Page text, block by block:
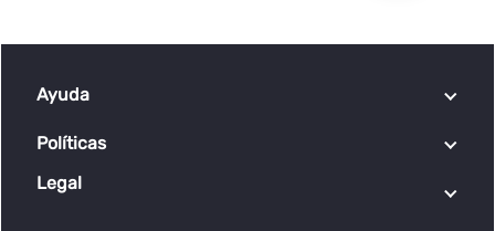
Ayuda
Centro de ayuda
Políticas
Políticas de cookies
Legal